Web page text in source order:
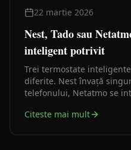
22 martie 2026
Nest, Tado sau
inteligent potrivit
Trei termostate
diferite. Nest învață
telefonului, Netatmo se
instalației existente.
Citeste mai mult